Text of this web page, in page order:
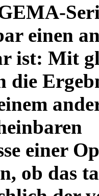
einen
ist: Mit
die
einer
ob das